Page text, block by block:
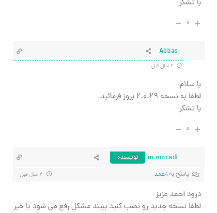
با تشکر
۰
Abbas
با سلام
لطفا به نسخه ۲.۰.۲۹ بروز فرمائید.
با تشکر
۰
m.moradi
نویسنده
پاسخ بهاحمد
درود احمد عزیز
لطفا نسخه جدید رو نصب کنید ببیند مشکل رفع می شود یا خیر